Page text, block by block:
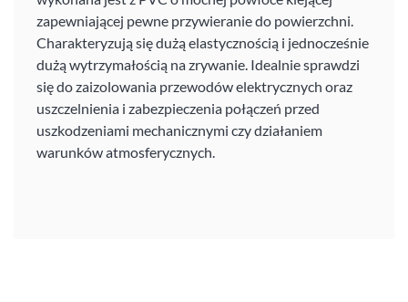
zapewniającej pewne przywieranie do powierzchni.
Charakteryzują się dużą elastycznością i jednocześnie
dużą wytrzymałością na zrywanie. Idealnie sprawdzi
się do zaizolowania przewodów elektrycznych oraz
uszczelnienia i zabezpieczenia połączeń przed
uszkodzeniami mechanicznymi czy działaniem
warunków atmosferycznych.